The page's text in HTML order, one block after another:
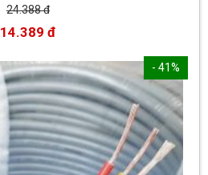
24.388 đ
14.389 đ
- 41%